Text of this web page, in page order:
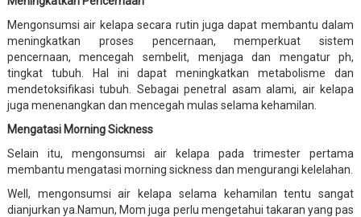
Mengonsumsi air kelapa secara rutin juga dapat membantu dalam
meningkatkan proses pencernaan, memperkuat sistem
pencernaan, mencegah sembelit, menjaga dan mengatur ph,
tingkat tubuh. Hal ini dapat meningkatkan metabolisme dan
mendetoksifikasi tubuh. Sebagai penetral asam alami, air kelapa
juga menenangkan dan mencegah mulas selama kehamilan.
Mengatasi Morning Sickness
Selain itu, mengonsumsi air kelapa pada trimester pertama
membantu mengatasi morning sickness dan mengurangi kelelahan.
Well, mengonsumsi air kelapa selama kehamilan tentu sangat
dianjurkan ya.Namun, Mom juga perlu mengetahui takaran yang pas